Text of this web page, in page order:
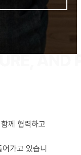
께 협력하고
가고 있습니